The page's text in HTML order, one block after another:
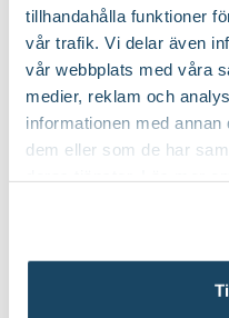
tillhandahålla funktioner
vår trafik. Vi delar även
vår webbplats med våra
medier, reklam och
informationen med
dem eller som de har
Jordprodukter: